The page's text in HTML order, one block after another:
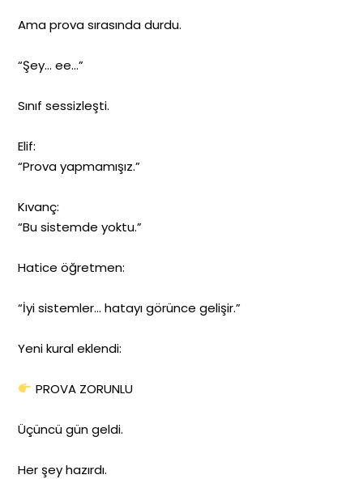
Ama prova sırasında durdu.
“Şey… ee…”
Sınıf sessizleşti.
Elif:
“Prova yapmamışız.”
Kıvanç:
“Bu sistemde yoktu.”
Hatice öğretmen:
“İyi sistemler… hatayı görünce gelişir.”
Yeni kural eklendi:
PROVA ZORUNLU
Üçüncü gün geldi.
Her şey hazırdı.